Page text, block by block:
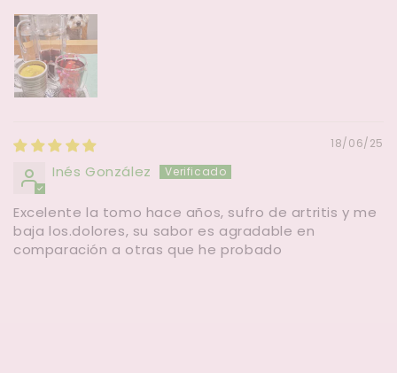
18/06/25
Inés González
Excelente la tomo hace años, sufro de artritis y me
baja los.dolores, su sabor es agradable en
comparación a otras que he probado